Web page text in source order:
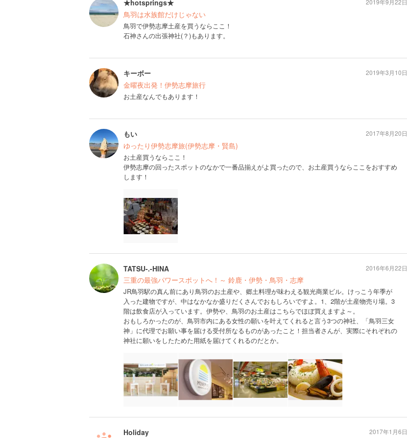
★hotsprings★
鳥羽は水族館だけじゃない
鳥羽で伊勢志摩土産を買うならここ！
石神さんの出張神社(？)もあります。
2019年9月22日
キーボー
金曜夜出発！伊勢志摩旅行
お土産なんでもあります！
2019年3月10日
もい
ゆったり伊勢志摩旅(伊勢志摩・賢島)
お土産買うならここ！
伊勢志摩の回ったスポットのなかで一番品揃えがよ買ったので、お土産買うならここをおすすめ
します！
2017年8月20日
TATSU-.-HINA
三重の最強パワースポットへ！～ 鈴鹿・伊勢・鳥羽・志摩
JR鳥羽駅の真ん前にあり鳥羽のお土産や、郷土料理が味わえる観光商業ビル。けっこう年季が
入った建物ですが、中はなかなか盛りだくさんでおもしろいですよ。1、2階が土産物売り場。3
階は飲食店が入っています。伊勢や、鳥羽のお土産はこちらでほぼ買えますよ～。
おもしろかったのが、鳥羽市内にある女性の願いを叶えてくれると言う3つの神社、「鳥羽三女
神」に代理でお願い事を届ける受付所なるものがあったこと！担当者さんが、実際にそれぞれの
神社に願いをしたためた用紙を届けてくれるのだとか。
2016年6月22日
Holiday 2017年1月6日